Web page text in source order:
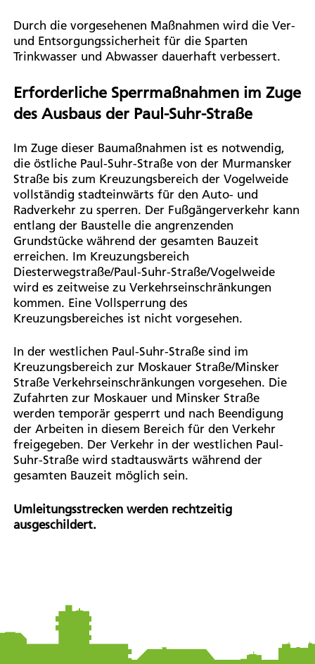
Durch die vorgesehenen Maßnahmen wird die Ver-
und Entsorgungssicherheit für die Sparten
Trinkwasser und Abwasser dauerhaft verbessert.
Erforderliche Sperrmaßnahmen im Zuge
des Ausbaus der Paul-Suhr-Straße
Im Zuge dieser Baumaßnahmen ist es notwendig,
die östliche Paul-Suhr-Straße von der Murmansker
Straße bis zum Kreuzungsbereich der Vogelweide
vollständig stadteinwärts für den Auto- und
Radverkehr zu sperren. Der Fußgängerverkehr kann
entlang der Baustelle die angrenzenden
Grundstücke während der gesamten Bauzeit
erreichen. Im Kreuzungsbereich
Diesterwegstraße/Paul-Suhr-Straße/Vogelweide
wird es zeitweise zu Verkehrseinschränkungen
kommen. Eine Vollsperrung des
Kreuzungsbereiches ist nicht vorgesehen.
In der westlichen Paul-Suhr-Straße sind im
Kreuzungsbereich zur Moskauer Straße/Minsker
Straße Verkehrseinschränkungen vorgesehen. Die
Zufahrten zur Moskauer und Minsker Straße
werden temporär gesperrt und nach Beendigung
der Arbeiten in diesem Bereich für den Verkehr
freigegeben. Der Verkehr in der westlichen Paul-
Suhr-Straße wird stadtauswärts während der
gesamten Bauzeit möglich sein.
Umleitungsstrecken werden rechtzeitig
ausgeschildert.